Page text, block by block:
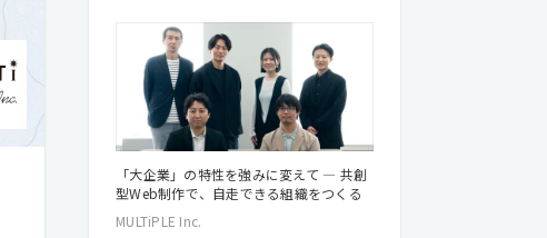
「大企業」の特性を強みに変えて ― 共創
型Web制作で、自走できる組織をつくる
MULTiPLE Inc.